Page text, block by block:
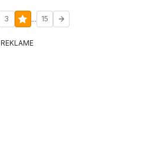
3 ... 15
REKLAME